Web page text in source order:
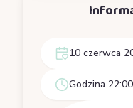
10 czerwca
Godzina 22:00